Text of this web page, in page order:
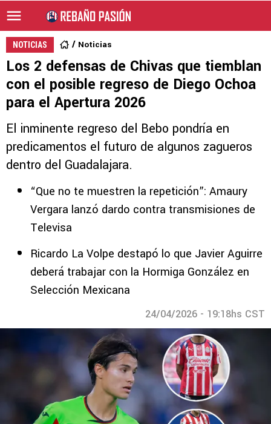
NOTICIAS Noticias
Los 2 defensas de Chivas que tiemblan
con el posible regreso de Diego Ochoa
para el Apertura 2026
El inminente regreso del Bebo pondría en
predicamentos el futuro de algunos zagueros
dentro del Guadalajara.
“Que no te muestren la repetición”: Amaury
Vergara lanzó dardo contra transmisiones de
Televisa
Ricardo La Volpe destapó lo que Javier Aguirre
deberá trabajar con la Hormiga González en
Selección Mexicana
24/04/2026 - 19:18hs CST